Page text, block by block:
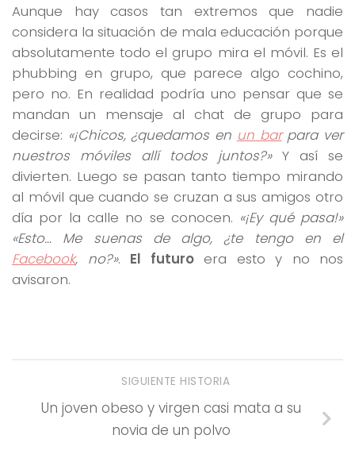
Aunque hay casos tan extremos que nadie
considera la situación de mala educación porque
absolutamente todo el grupo mira el móvil. Es el
phubbing en grupo, que parece algo cochino,
pero no. En realidad podría uno pensar que se
mandan un mensaje al chat de grupo para
decirse: «¡Chicos, ¿quedamos en un barpara ver
nuestros móviles allí todos juntos?»Y así se
divierten. Luego se pasan tanto tiempo mirando
al móvil que cuando se cruzan a sus amigos otro
día por la calle no se conocen. «¡Ey qué pasa!»
«Esto… Me suenas de algo, ¿te tengo en el
Facebook, no?». El futuroera esto y no nos
avisaron.
SIGUIENTE HISTORIA
Un joven obeso y virgen casi mata a su
novia de un polvo